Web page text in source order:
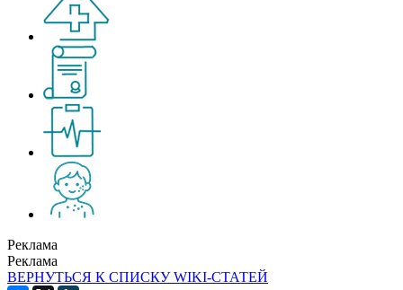
Реклама
Реклама
ВЕРНУТЬСЯ К СПИСКУ WIKI-СТАТЕЙ